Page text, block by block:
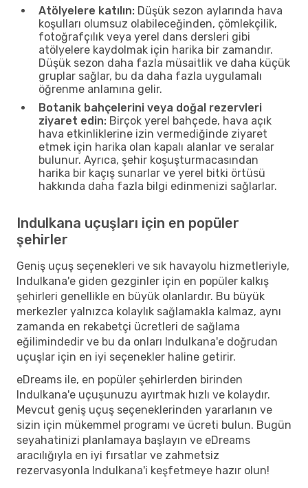
Atölyelere katılın: Düşük sezon aylarında hava
koşulları olumsuz olabileceğinden, çömlekçilik,
fotoğrafçılık veya yerel dans dersleri gibi
atölyelere kaydolmak için harika bir zamandır.
Düşük sezon daha fazla müsaitlik ve daha küçük
gruplar sağlar, bu da daha fazla uygulamalı
öğrenme anlamına gelir.
Botanik bahçelerini veya doğal rezervleri
ziyaret edin: Birçok yerel bahçede, hava açık
hava etkinliklerine izin vermediğinde ziyaret
etmek için harika olan kapalı alanlar ve seralar
bulunur. Ayrıca, şehir koşuşturmacasından
harika bir kaçış sunarlar ve yerel bitki örtüsü
hakkında daha fazla bilgi edinmenizi sağlarlar.
Indulkana uçuşları için en popüler
şehirler
Geniş uçuş seçenekleri ve sık havayolu hizmetleriyle,
Indulkana'e giden gezginler için en popüler kalkış
şehirleri genellikle en büyük olanlardır. Bu büyük
merkezler yalnızca kolaylık sağlamakla kalmaz, aynı
zamanda en rekabetçi ücretleri de sağlama
eğilimindedir ve bu da onları Indulkana'e doğrudan
uçuşlar için en iyi seçenekler haline getirir.
eDreams ile, en popüler şehirlerden birinden
Indulkana'e uçuşunuzu ayırtmak hızlı ve kolaydır.
Mevcut geniş uçuş seçeneklerinden yararlanın ve
sizin için mükemmel programı ve ücreti bulun. Bugün
seyahatinizi planlamaya başlayın ve eDreams
aracılığıyla en iyi fırsatlar ve zahmetsiz
rezervasyonla Indulkana'i keşfetmeye hazır olun!